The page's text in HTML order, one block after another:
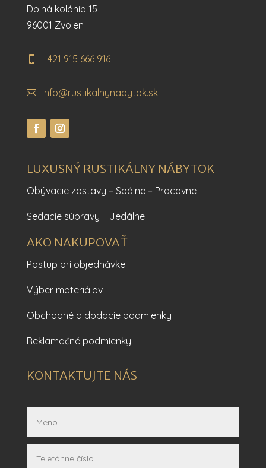
Dolná kolónia 15
96001 Zvolen
+421 915 666 916
info@rustikalnynabytok.sk
LUXUSNÝ RUSTIKÁLNY NÁBYTOK
Obývacie zostavy – Spálne– Pracovne
Sedacie súpravy – Jedálne
AKO NAKUPOVAŤ
Postup pri objednávke
Výber materiálov
Obchodné a dodacie podmienky
Reklamačné podmienky
KONTAKTUJTE NÁS